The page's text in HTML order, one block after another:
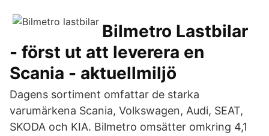
Bilmetro Lastbilar
- först ut att leverera en
Scania - aktuellmiljö
Dagens sortiment omfattar de starka
varumärkena Scania, Volkswagen, Audi, SEAT,
SKODA och KIA. Bilmetro omsätter omkring 4,1